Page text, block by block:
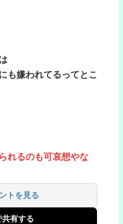
も嫌われてるってとこ
れるのも可哀想やな
トを見る
有する